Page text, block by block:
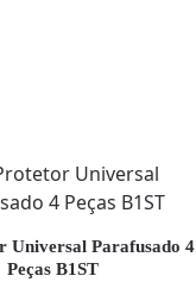
Universal Parafusado 4
Peças B1ST